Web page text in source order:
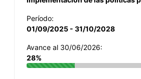
Período:
01/09/2025 - 31/10/2028
Avance al 30/06/2026:
28%